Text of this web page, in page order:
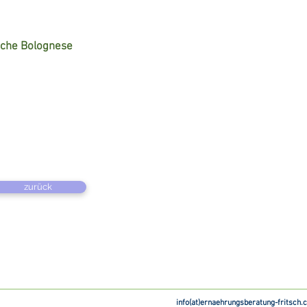
Bolognese
zurück
info(at)ernaehrungsberatung-